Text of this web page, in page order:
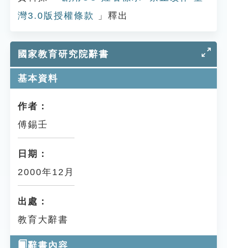
灣3.0版授權條款
」釋出
國家教育研究院辭書
基本資料
作者：
傅錫壬
日期：
2000年12月
出處：
教育大辭書
辭書內容